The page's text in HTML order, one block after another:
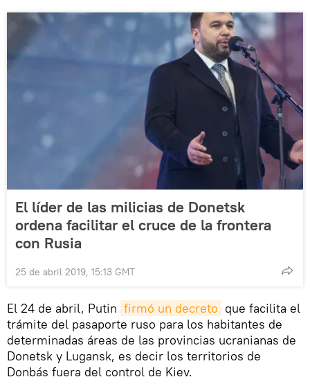
El líder de las milicias de Donetsk
ordena facilitar el cruce de la frontera
con Rusia
25 de abril 2019, 15:13 GMT
El 24 de abril, Putin firmó un decreto que facilita el
trámite del pasaporte ruso para los habitantes de
determinadas áreas de las provincias ucranianas de
Donetsk y Lugansk, es decir los territorios de
Donbás fuera del control de Kiev.